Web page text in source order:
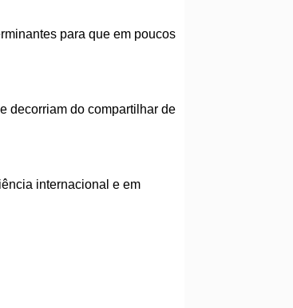
para que em poucos
decorriam do compartilhar de
internacional e em